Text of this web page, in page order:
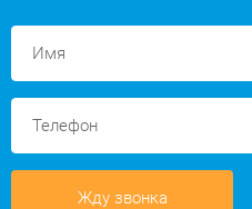
Жду звонка